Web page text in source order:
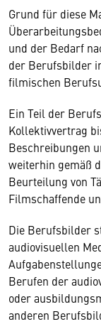
Grund für diese
und der Bedarf
der Berufsbilder
filmischen
Ein Teil der
Kollektivvertrag
Beschreibungen
weiterhin gemäß
Beurteilung von
Filmschaffende
Die Berufsbilder
audiovisuellen
Berufen der
oder
anderen